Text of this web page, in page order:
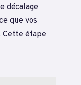
décalage
que vos
étape